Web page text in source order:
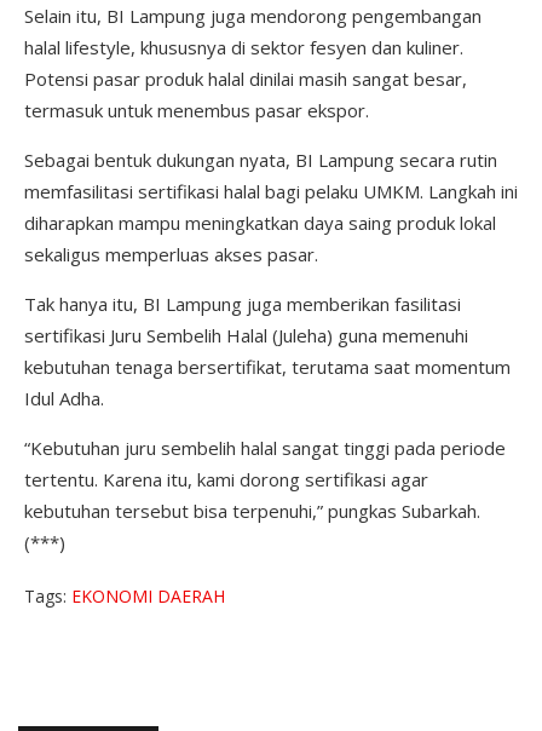
Selain itu, BI Lampung juga mendorong pengembangan
halal lifestyle, khususnya di sektor fesyen dan kuliner.
Potensi pasar produk halal dinilai masih sangat besar,
termasuk untuk menembus pasar ekspor.
Sebagai bentuk dukungan nyata, BI Lampung secara rutin
memfasilitasi sertifikasi halal bagi pelaku UMKM. Langkah ini
diharapkan mampu meningkatkan daya saing produk lokal
sekaligus memperluas akses pasar.
Tak hanya itu, BI Lampung juga memberikan fasilitasi
sertifikasi Juru Sembelih Halal (Juleha) guna memenuhi
kebutuhan tenaga bersertifikat, terutama saat momentum
Idul Adha.
“Kebutuhan juru sembelih halal sangat tinggi pada periode
tertentu. Karena itu, kami dorong sertifikasi agar
kebutuhan tersebut bisa terpenuhi,” pungkas Subarkah.
(***)
Tags: EKONOMI DAERAH